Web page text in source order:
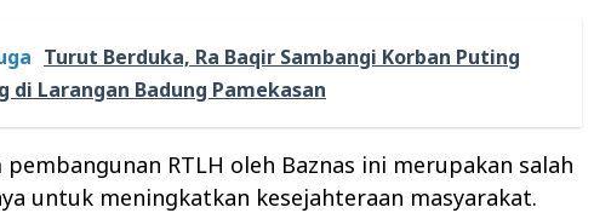
Turut Berduka, Ra Baqir Sambangi Korban Puting
di Larangan Badung Pamekasan
pembangunan RTLH oleh Baznas ini merupakan salah
untuk meningkatkan kesejahteraan masyarakat.